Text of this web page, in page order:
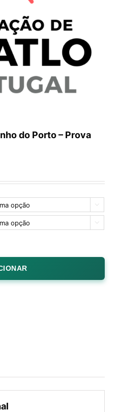
do Porto – Prova

